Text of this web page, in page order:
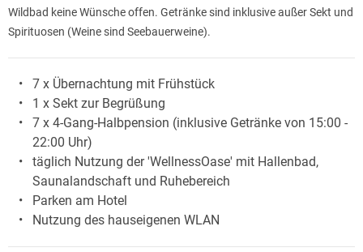
Wildbad keine Wünsche offen. Getränke sind inklusive außer Sekt und
Spirituosen (Weine sind Seebauerweine).
7 x Übernachtung mit Frühstück
1 x Sekt zur Begrüßung
7 x 4-Gang-Halbpension (inklusive Getränke von 15:00 -
22:00 Uhr)
täglich Nutzung der 'WellnessOase' mit Hallenbad,
Saunalandschaft und Ruhebereich
Parken am Hotel
Nutzung des hauseigenen WLAN